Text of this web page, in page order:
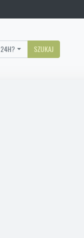
24H? SZUKAJ